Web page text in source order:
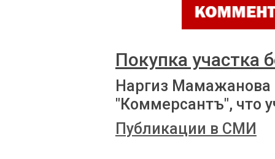
Покупка участка
Наргиз Мамажанова
"Коммерсантъ", что
Публикации в СМИ